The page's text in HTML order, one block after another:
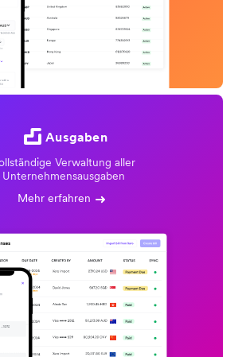
Ausgaben
Verwaltung aller
Unternehmensausgaben
Mehr erfahren